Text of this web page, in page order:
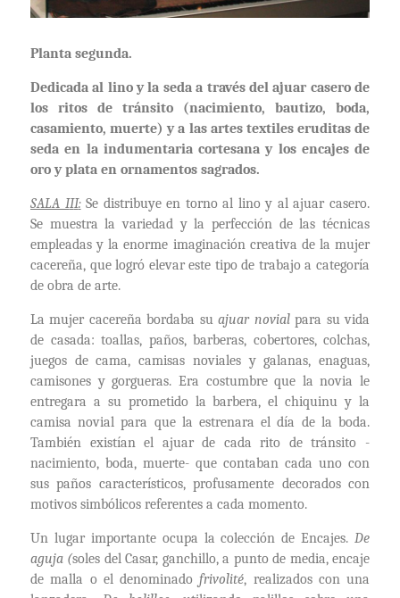
Planta segunda.
Dedicada al lino y la seda a través del ajuar casero de
los ritos de tránsito (nacimiento, bautizo, boda,
casamiento, muerte) y a las artes textiles eruditas de
seda en la indumentaria cortesana y los encajes de
oro y plata en ornamentos sagrados.
SALA III: Se distribuye en torno al lino y al ajuar casero.
Se muestra la variedad y la perfección de las técnicas
empleadas y la enorme imaginación creativa de la mujer
cacereña, que logró elevar este tipo de trabajo a categoría
de obra de arte.
La mujer cacereña bordaba suajuar novialpara su vida
de casada: toallas, paños, barberas, cobertores, colchas,
juegos de cama, camisas noviales y galanas, enaguas,
camisones y gorgueras. Era costumbre que la novia le
entregara a su prometido la barbera, el chiquinu y la
camisa novial para que la estrenara el día de la boda.
También existían el ajuar de cada rito de tránsito -
nacimiento, boda, muerte- que contaban cada uno con
sus paños característicos, profusamente decorados con
motivos simbólicos referentes a cada momento.
Un lugar importante ocupa la colección de Encajes. De
aguja (soles del Casar, ganchillo, a punto de media, encaje
de malla o el denominadofrivolité, realizados con una